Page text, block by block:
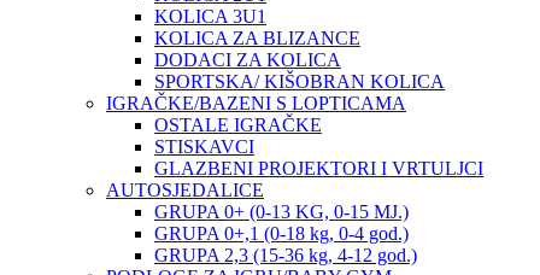
KOLICA 3U1
KOLICA ZA BLIZANCE
DODACI ZA KOLICA
SPORTSKA/ KIŠOBRAN KOLICA
IGRAČKE/BAZENI S LOPTICAMA
OSTALE IGRAČKE
STISKAVCI
GLAZBENI PROJEKTORI I VRTULJCI
AUTOSJEDALICE
GRUPA 0+ (0-13 KG, 0-15 MJ.)
GRUPA 0+,1 (0-18 kg, 0-4 god.)
GRUPA 2,3 (15-36 kg, 4-12 god.)